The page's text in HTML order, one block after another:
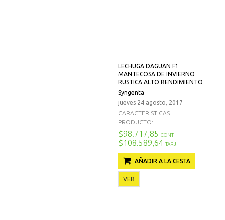
LECHUGA DAGUAN F1
MANTECOSA DE INVIERNO
RUSTICA ALTO RENDIMIENTO
Syngenta
jueves 24 agosto, 2017
CARACTERISTICAS
PRODUCTO:...
$98.717,85 CONT
$108.589,64 TARJ
AÑADIR A LA CESTA
VER